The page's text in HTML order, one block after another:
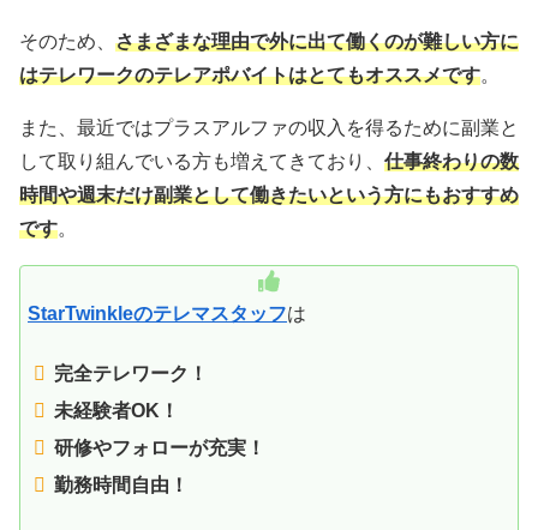
そのため、 さまざまな理由で外に出て働くのが難しい方に
はテレワークのテレアポバイトはとてもオススメです。
また、最近ではプラスアルファの収入を得るために副業と
して取り組んでいる方も増えてきており、 仕事終わりの数
時間や週末だけ副業として働きたいという方にもおすすめ
です。
StarTwinkleのテレマスタッフは
完全テレワーク！
未経験者OK！
研修やフォローが充実！
勤務時間自由！